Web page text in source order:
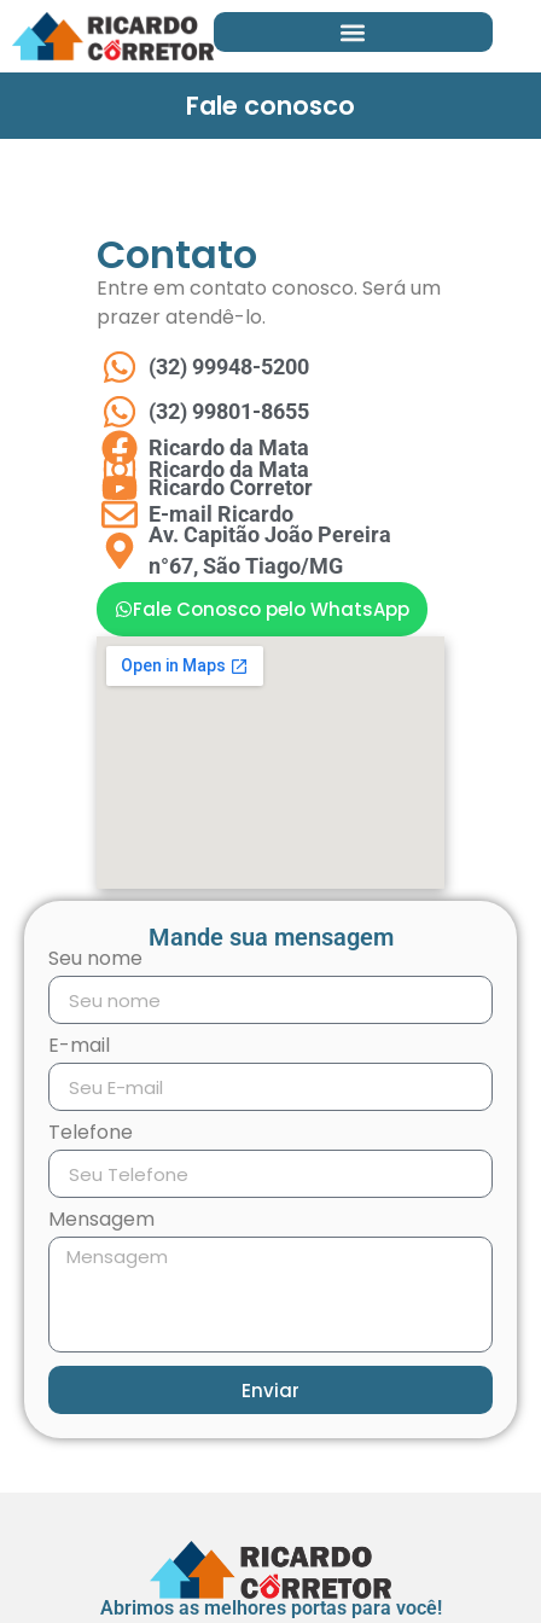
Fale conosco
Contato
Entre em contato conosco. Será um
prazer atendê-lo.
(32) 99948-5200
(32) 99801-8655
Ricardo da Mata
Ricardo da Mata
Ricardo Corretor
E-mail Ricardo
Av. Capitão João Pereira
n°67, São Tiago/MG
Fale Conosco pelo WhatsApp
Mande sua mensagem
Seu nome
E-mail
Telefone
Mensagem
Enviar
Abrimos as melhores portas para você!